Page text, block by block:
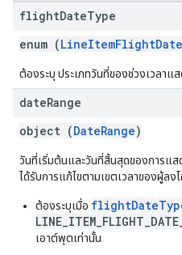
flightDateType
enum (
ต้องระบุ ประเภทวันที่ของช่วงเวลาแ
dateRange
object (DateRange)
วันที่เริ่มต้นและวันที่สิ้นสุดของการแส
ได้รับการแก้ไขตามเขตเวลาของผู้ล
ต้องระบุเมื่อ
เอาต์พุตเท่านั้น